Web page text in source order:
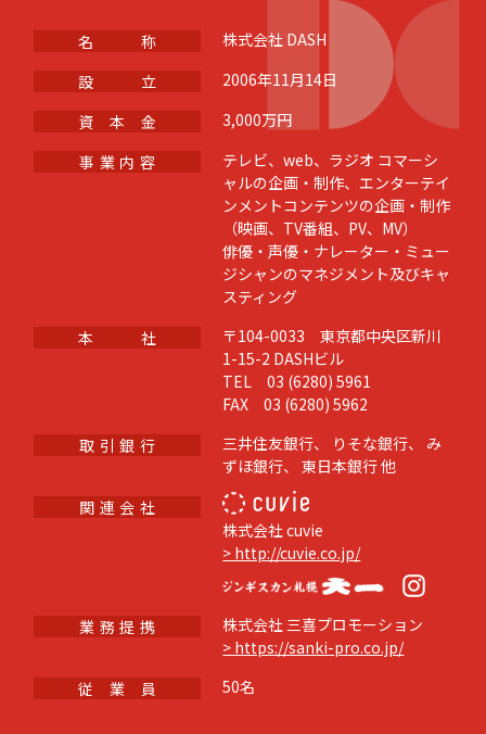
名 称
株式会社 DASH
設 立
2006年11月14日
資 本 金
3,000万円
事 業 内 容
テレビ、web、ラジオ コマーシ
ャルの企画・制作、エンターテイ
ンメントコンテンツの企画・制作
（映画、TV番組、PV、MV）
俳優・声優・ナレーター・ミュー
ジシャンのマネジメント及びキャ
スティング
本 社
〒104-0033 東京都中央区新川
1-15-2 DASHビル
TEL 03 (6280) 5961
FAX 03 (6280) 5962
取 引 銀 行
三井住友銀行、 りそな銀行、 み
ずほ銀行、 東日本銀行 他
関 連 会 社
株式会社 cuvie
> http://cuvie.co.jp/
業 務 提 携
株式会社 三喜プロモーション
> https://sanki-pro.co.jp/
従 業 員
50名